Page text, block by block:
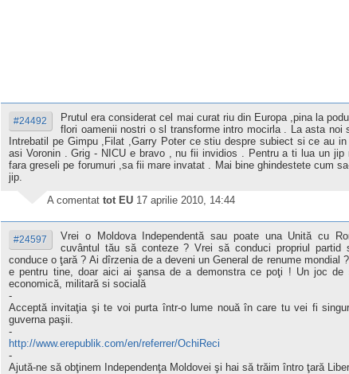
#24492
Prutul era considerat cel mai curat riu din Europa ,pina la
flori oamenii nostri o sl transforme intro mocirla . La asta noi
Intrebatil pe Gimpu ,Filat ,Garry Poter ce stiu despre subiect si ce au
asi Voronin . Grig - NICU e bravo , nu fii invidios . Pentru a ti lua un jip
fara greseli pe forumuri ,sa fii mare invatat . Mai bine ghindestete cum
jip.
A comentat tot EU 17 aprilie 2010, 14:44
#24597
Vrei o Moldova Independentă sau poate una Unită cu
cuvântul tău să conteze ? Vrei să conduci propriul partid
conduce o ţară ? Ai dîrzenia de a deveni un General de renume mondial
e pentru tine, doar aici ai şansa de a demonstra ce poţi ! Un joc de
economică, militară si socială
-
Acceptă invitaţia şi te voi purta într-o lume nouă în care tu vei fi
guverna paşii.
-
http://www.erepublik.com/en/referrer/OchiReci
-
Ajută-ne să obţinem Independenţa Moldovei şi hai să trăim întro ţară